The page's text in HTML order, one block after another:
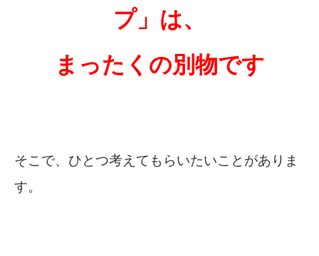
プ」は、
まったくの別物です
そこで、ひとつ考えてもらいたいことがありま
す。